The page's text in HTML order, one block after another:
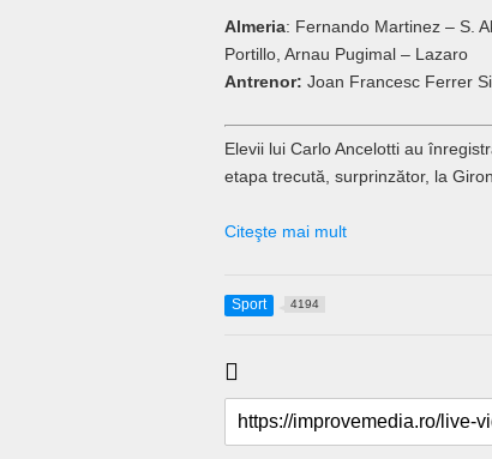
Almeria: Fernando Martinez – S.
Portillo, Arnau Pugimal – Lazaro
Antrenor: Joan Francesc Ferrer
Elevii lui Carlo Ancelotti au
etapa trecută, surprinzător, la
Citeşte mai mult
Sport 4194